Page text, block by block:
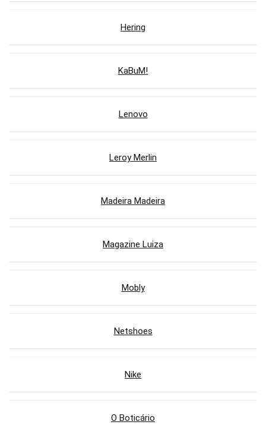
Hering
KaBuM!
Lenovo
Leroy Merlin
Madeira Madeira
Magazine Luiza
Mobly
Netshoes
Nike
O Boticário